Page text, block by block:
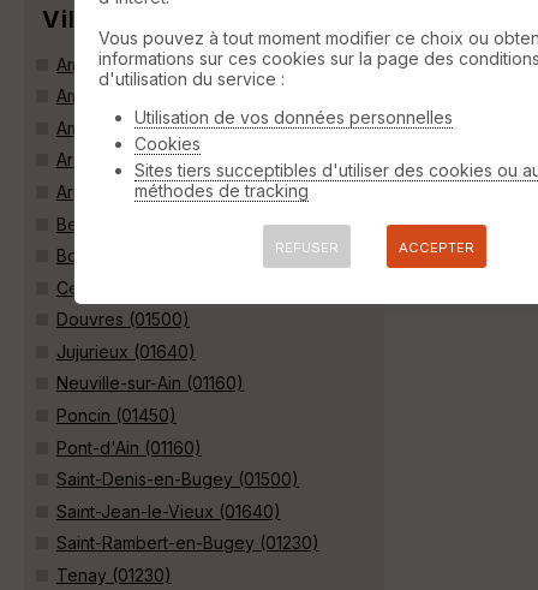
Villes
Ambérieu-en-Bugey (01500)
Ambronay (01500)
Ambutrix (01500)
Aranc (01110)
Argis (01230)
Bettant (01500)
Boyeux-Saint-Jérôme (01640)
Cerdon (01450)
Douvres (01500)
Jujurieux (01640)
Neuville-sur-Ain (01160)
Poncin (01450)
Pont-d'Ain (01160)
Saint-Denis-en-Bugey (01500)
Saint-Jean-le-Vieux (01640)
Saint-Rambert-en-Bugey (01230)
Tenay (01230)
Vous pouvez à tout moment modifier ce choix ou
informations sur ces cookies sur la page des
d'utilisation du service :
Utilisation de vos données personnelles
Cookies
Sites tiers succeptibles d'utiliser des cookies ou
méthodes de tracking
REFUSER ACCEPTER